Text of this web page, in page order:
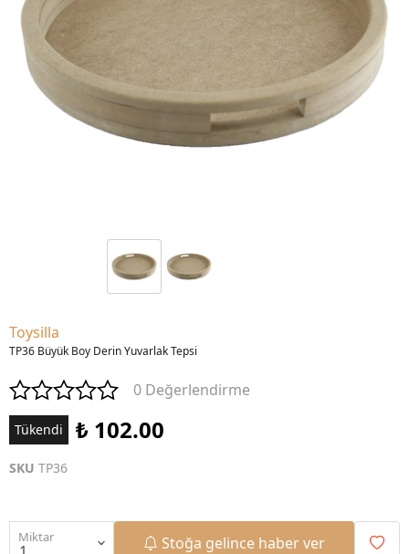
Toysilla
TP36 Büyük Boy Derin Yuvarlak Tepsi
0 Değerlendirme
Tükendi ₺ 102.00
SKU TP36
Miktar Stoğa gelince haber ver